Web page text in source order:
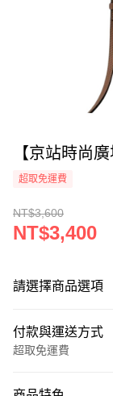
【京站時尚
超取免運費
NT$3,600
NT$3,400
請選擇商品選項
付款與運送方式
超取免運費